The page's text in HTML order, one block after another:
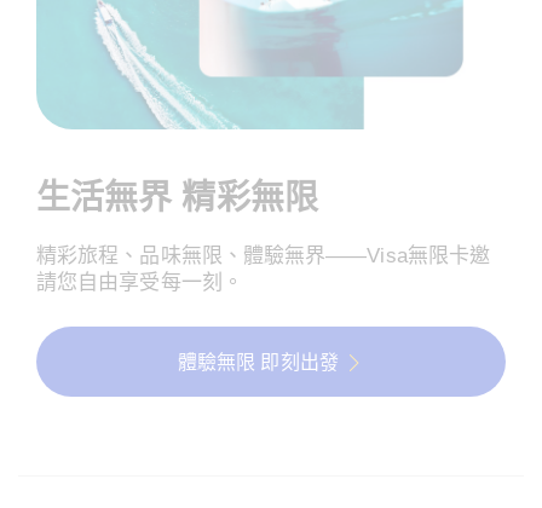
生活無界 精彩無限
精彩旅程、品味無限、體驗無界——Visa無限卡邀
請您自由享受每一刻。
體驗無限 即刻出發